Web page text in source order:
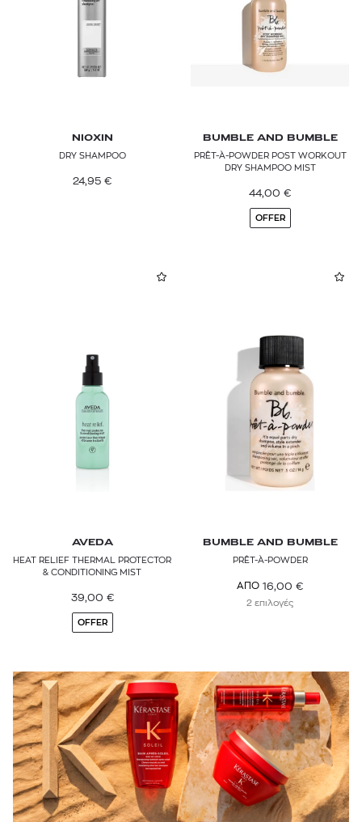
NIOXIN
DRY SHAMPOO
24,95 €
BUMBLE AND BUMBLE
PRÊT-À-POWDER POST WORKOUT
DRY SHAMPOO MIST
44,00 €
OFFER
AVEDA
HEAT RELIEF THERMAL PROTECTOR
& CONDITIONING MIST
39,00 €
OFFER
BUMBLE AND BUMBLE
PRÊT-À-POWDER
ΑΠΟ 16,00 €
2 επιλογές